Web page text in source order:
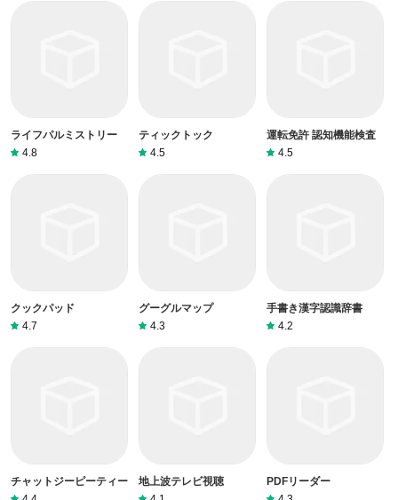
ライフパルミストリー
4.8
ティックトック
4.5
運転免許 認知機能検査
4.5
クックパッド
4.7
グーグルマップ
4.3
手書き漢字認識辞書
4.2
チャットジーピーティー
地上波テレビ視聴
PDFリーダー